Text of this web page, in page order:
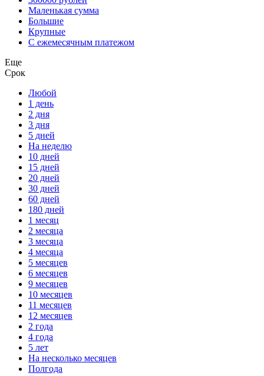
Маленькая сумма
Большие
Крупные
С ежемесячным платежом
Еще
Срок
Любой
1 день
2 дня
3 дня
5 дней
На неделю
10 дней
15 дней
20 дней
30 дней
60 дней
180 дней
1 месяц
2 месяца
3 месяца
4 месяца
5 месяцев
6 месяцев
9 месяцев
10 месяцев
11 месяцев
12 месяцев
2 года
4 года
5 лет
На несколько месяцев
Полгода